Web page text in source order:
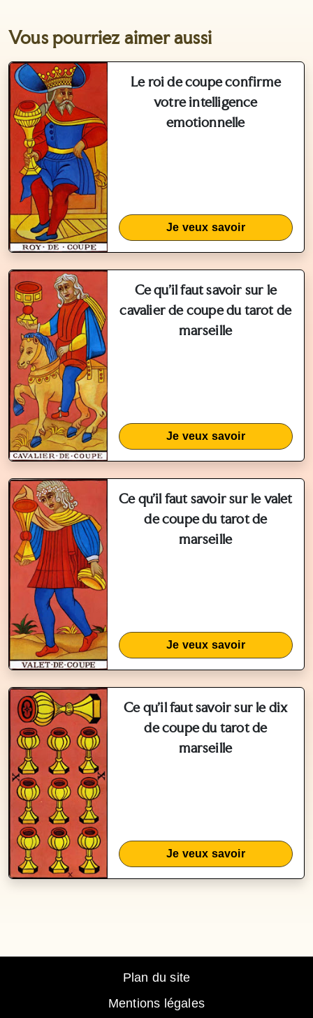
Vous pourriez aimer aussi
Le roi de coupe confirme
votre intelligence
emotionnelle
Je veux savoir
Ce qu'il faut savoir sur le
cavalier de coupe du tarot de
marseille
Je veux savoir
Ce qu'il faut savoir sur le valet
de coupe du tarot de
marseille
Je veux savoir
Ce qu'il faut savoir sur le dix
de coupe du tarot de
marseille
Je veux savoir
Plan du site
Mentions légales